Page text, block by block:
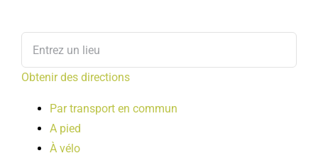
Obtenir des directions
Par transport en commun
A pied
À vélo